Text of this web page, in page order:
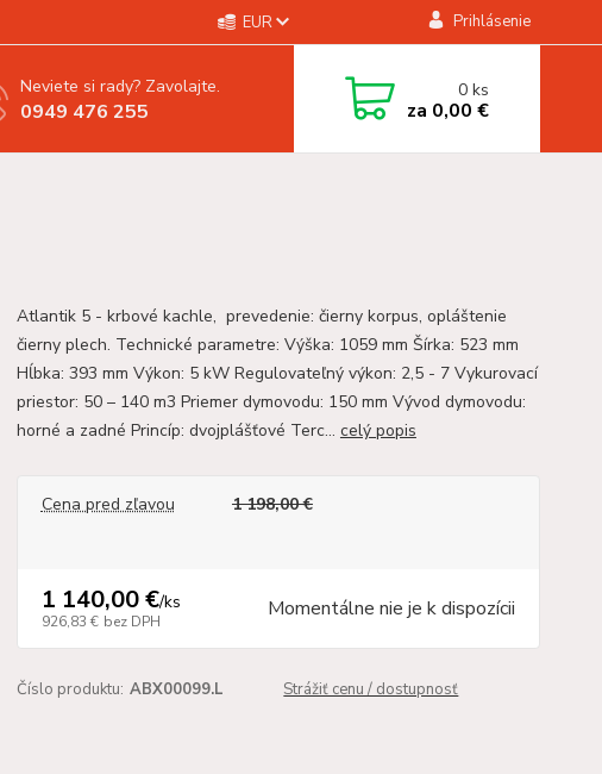
EUR Prihlásenie
Neviete si rady? Zavolajte.
0949 476 255
0ks
za 0,00 €
Atlantik 5 - krbové kachle, prevedenie: čierny korpus, opláštenie
čierny plech. Technické parametre: Výška: 1059 mm Šírka: 523 mm
Hĺbka: 393 mm Výkon: 5 kW Regulovateľný výkon: 2,5 - 7 Vykurovací
priestor: 50 – 140 m3 Priemer dymovodu: 150 mm Vývod dymovodu:
horné a zadné Princíp: dvojplášťové Terc... celý popis
Cena pred zľavou 1 198,00 €
1 140,00 €/ks
926,83 € bez DPH Momentálne nie je k dispozícii
Číslo produktu: ABX00099.L Strážiť cenu / dostupnosť